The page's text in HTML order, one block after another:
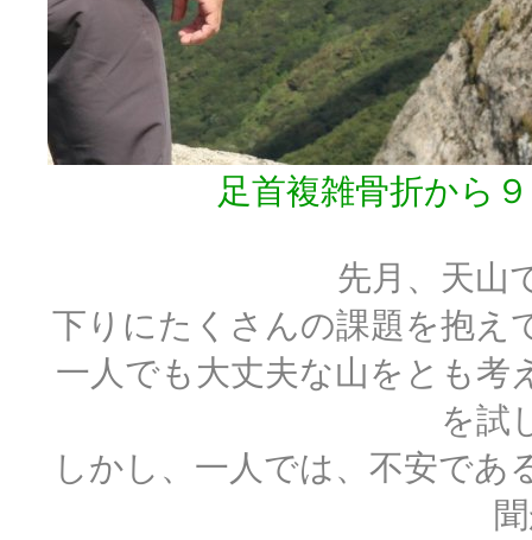
足首複雑骨折から
先月、天山
下りにたくさんの課題を抱え
一人でも大丈夫な山をとも考
を試
しかし、一人では、不安で